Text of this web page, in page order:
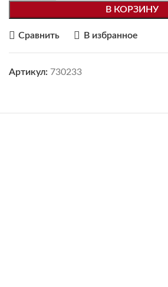
В КОРЗИНУ
Сравнить В избранное
Артикул: 730233